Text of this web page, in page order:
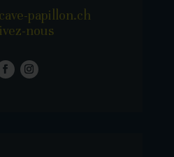
papillon.ch
nous